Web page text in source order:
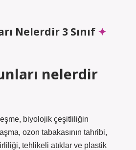
Nelerdir 3 Sınıf
nelerdir
biyolojik çeşitliliğin
ozon tabakasının tahribi,
tehlikeli atıklar ve plastik